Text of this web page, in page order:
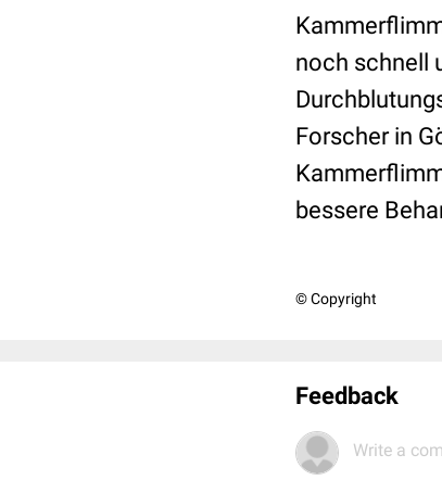
noch schnell
Forscher in
bessere
© Copyright
Feedback
Write a